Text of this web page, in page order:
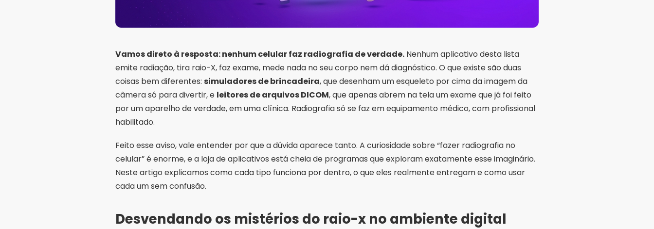
Vamos direto à resposta: nenhum celular faz radiografia de verdade. Nenhum aplicativo desta lista
emite radiação, tira raio-X, faz exame, mede nada no seu corpo nem dá diagnóstico. O que existe são duas
coisas bem diferentes: simuladores de brincadeira, que desenham um esqueleto por cima da imagem da
câmera só para divertir, e leitores de arquivos DICOM, que apenas abrem na tela um exame que já foi feito
por um aparelho de verdade, em uma clínica. Radiografia só se faz em equipamento médico, com profissional
habilitado.
Feito esse aviso, vale entender por que a dúvida aparece tanto. A curiosidade sobre “fazer radiografia no
celular” é enorme, e a loja de aplicativos está cheia de programas que exploram exatamente esse imaginário.
Neste artigo explicamos como cada tipo funciona por dentro, o que eles realmente entregam e como usar
cada um sem confusão.
Desvendando os mistérios do raio-x no ambiente digital